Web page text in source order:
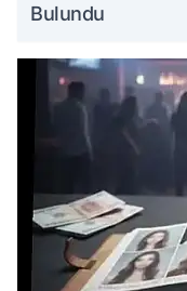
Bulundu